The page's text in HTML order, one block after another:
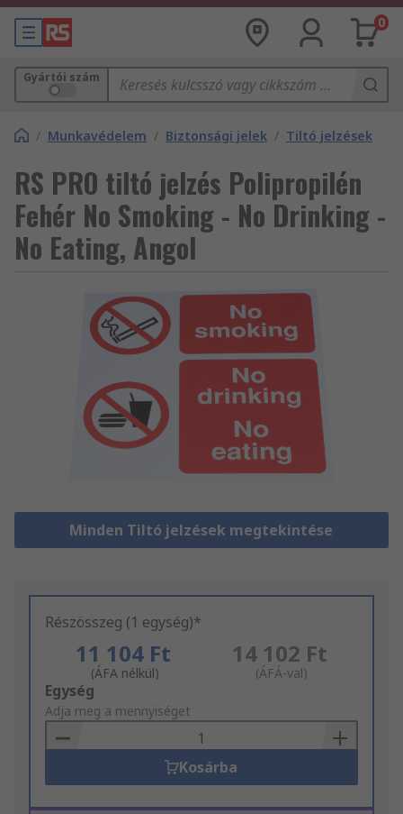
0
Gyártói szám
/ Munkavédelem / Biztonsági jelek / Tiltó jelzések
RS PRO tiltó jelzés Polipropilén
Fehér No Smoking - No Drinking -
No Eating, Angol
Minden Tiltó jelzések megtekintése
Részösszeg (1 egység)*
11 104 Ft
(ÁFA nélkül)
14 102 Ft
(ÁFÁ-val)
Add
to
Basket
Egység
Adja meg a mennyiséget
Kosárba